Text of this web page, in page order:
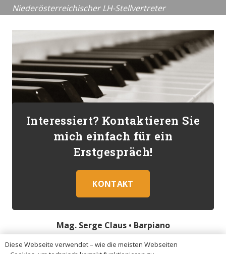
Niederösterreichischer LH-Stellvertreter
Interessiert? Kontaktieren Sie
mich einfach für ein
Erstgespräch!
KONTAKT
Mag. Serge Claus • Barpiano
Diese Webseite verwendet – wie die meisten Webseiten